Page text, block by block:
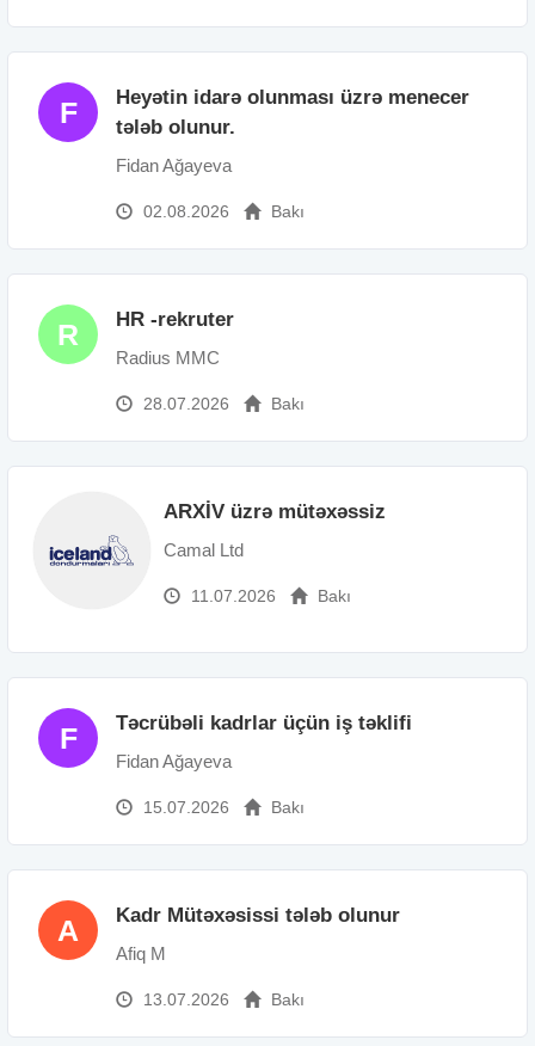
F
Heyətin idarə olunması üzrə menecer
tələb olunur.
Fidan Ağayeva
02.08.2026 Bakı
R HR -rekruter
Radius MMC
28.07.2026 Bakı
ARXİV üzrə mütəxəssiz
Camal Ltd
11.07.2026 Bakı
F Təcrübəli kadrlar üçün iş təklifi
Fidan Ağayeva
15.07.2026 Bakı
A Kadr Mütəxəsissi tələb olunur
Afiq M
13.07.2026 Bakı